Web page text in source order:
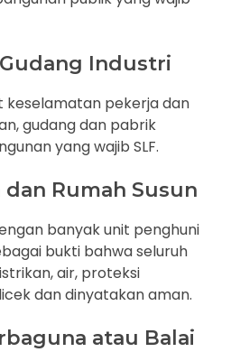
Industri
keselamatan pekerja dan
gudang dan pabrik
yang wajib SLF.
Rumah Susun
banyak unit penghuni
bukti bahwa seluruh
air, proteksi
dan dinyatakan aman.
atau Balai